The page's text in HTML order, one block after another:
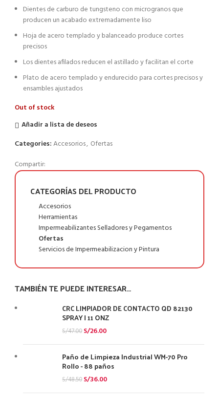
Dientes de carburo de tungsteno con microgranos que
producen un acabado extremadamente liso
Hoja de acero templado y balanceado produce cortes
precisos
Los dientes afilados reducen el astillado y facilitan el corte
Plato de acero templado y endurecido para cortes precisos y
ensambles ajustados
Out of stock
Añadir a lista de deseos
Categories:Accesorios, Ofertas
Compartir:
CATEGORÍAS DEL PRODUCTO
Accesorios
Herramientas
Impermeabilizantes Selladores y Pegamentos
Ofertas
Servicios de Impermeabilizacion y Pintura
TAMBIÉN TE PUEDE INTERESAR…
CRC LIMPIADOR DE CONTACTO QD 82130
SPRAY | 11 ONZ
S/47.00 S/26.00
Paño de Limpieza Industrial WM-70 Pro
Rollo - 88 paños
S/48.50 S/36.00